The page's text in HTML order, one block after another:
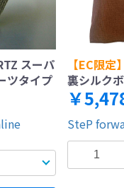
スーパ
ツタイプ
【EC限定】
裏シルク
￥
SteP